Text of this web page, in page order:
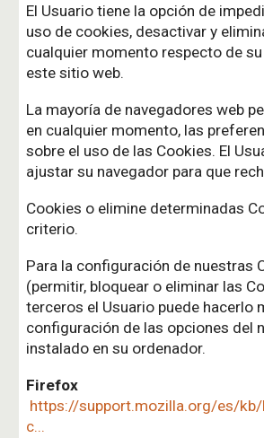
El Usuario tiene la opción de
uso de cookies, desactivar y
cualquier momento respecto de
este sitio web.
La mayoría de navegadores web
en cualquier momento, las
sobre el uso de las Cookies. El
ajustar su navegador para que
Cookies o elimine determinadas
criterio.
Para la configuración de nuestras
(permitir, bloquear o eliminar las
terceros el Usuario puede hacerlo
configuración de las opciones del
instalado en su ordenador.
Firefox
https://support.mozilla.org/es/kb/
c...